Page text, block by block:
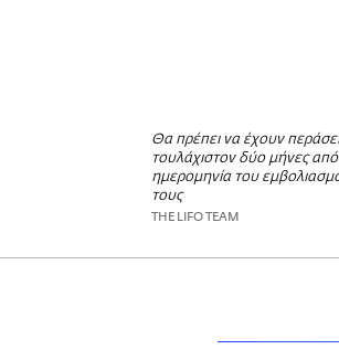
Θα πρέπει να έχουν περάσει
τουλάχιστον δύο μήνες
ημερομηνία του
τους
THE LIFO TEAM